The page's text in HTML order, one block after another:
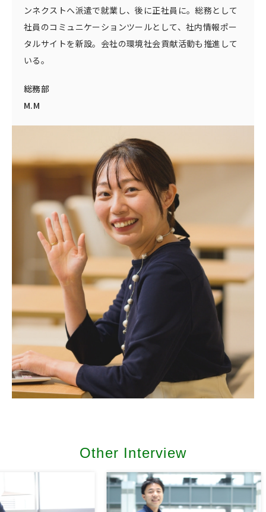
ンネクストへ派遣で就業し、後に正社員に。総務として
社員のコミュニケーションツールとして、社内情報ポー
タルサイトを新設。会社の環境社会貢献活動も推進して
いる。
総務部
M.M
Other Interview